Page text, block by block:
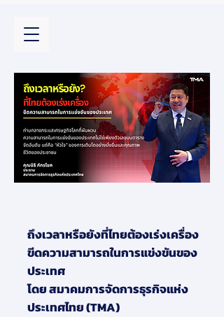
ถึงเวลาหรือยังที่ไทยต้องเร่งเครื่อง
ขีดความสามารถในการแข่งขันของ
ประเทศ
โดย สมาคมการจัดการธุรกิจแห่ง
ประเทศไทย (TMA)